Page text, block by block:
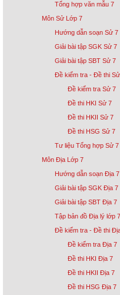
Tổng hợp văn mẫu 7
Môn Sử Lớp 7
Hướng dẫn soạn Sử 7
Giải bài tập SGK Sử 7
Giải bài tập SBT Sử 7
Đề kiểm tra - Đề thi
Đề kiểm tra Sử 7
Đề thi HKI Sử 7
Đề thi HKII Sử 7
Đề thi HSG Sử 7
Tư liệu Tổng hợp Sử 7
Môn Địa Lớp 7
Hướng dẫn soạn Địa 7
Giải bài tập SGK Địa 7
Giải bài tập SBT Địa 7
Tập bản đồ Địa lý lớp 7
Đề kiểm tra - Đề thi
Đề kiểm tra Địa 7
Đề thi HKI Địa 7
Đề thi HKII Địa 7
Đề thi HSG Địa 7